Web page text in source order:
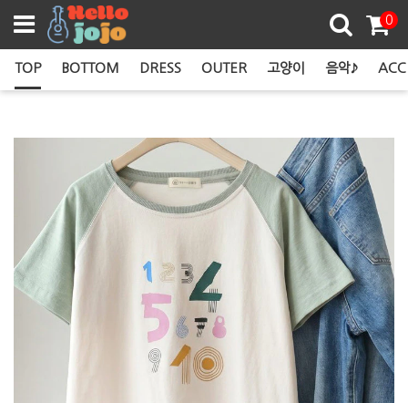
0
TOP BOTTOM DRESS OUTER 고양이 음악♪ ACC